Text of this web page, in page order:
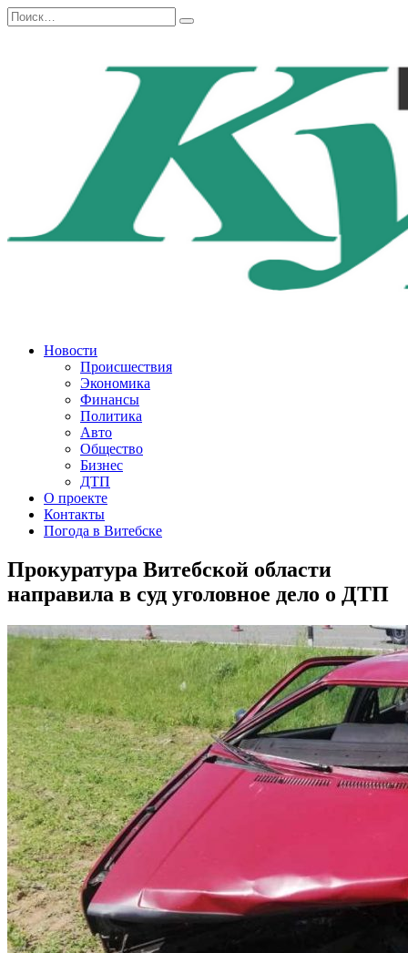
Перейти
к
Search
for:
Новости
Происшествия
Экономика
Финансы
Политика
Авто
Общество
Бизнес
ДТП
О проекте
Контакты
Погода в Витебске
Прокуратура Витебской области
направила в суд уголовное дело о ДТП